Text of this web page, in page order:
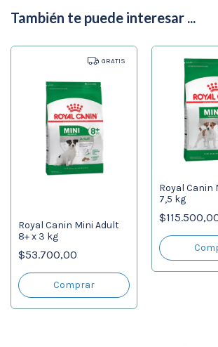
También te puede interesar ...
GRATIS
Royal Canin Mini Adult
8+ x 3 kg
$53.700,00
Royal Canin
7,5 kg